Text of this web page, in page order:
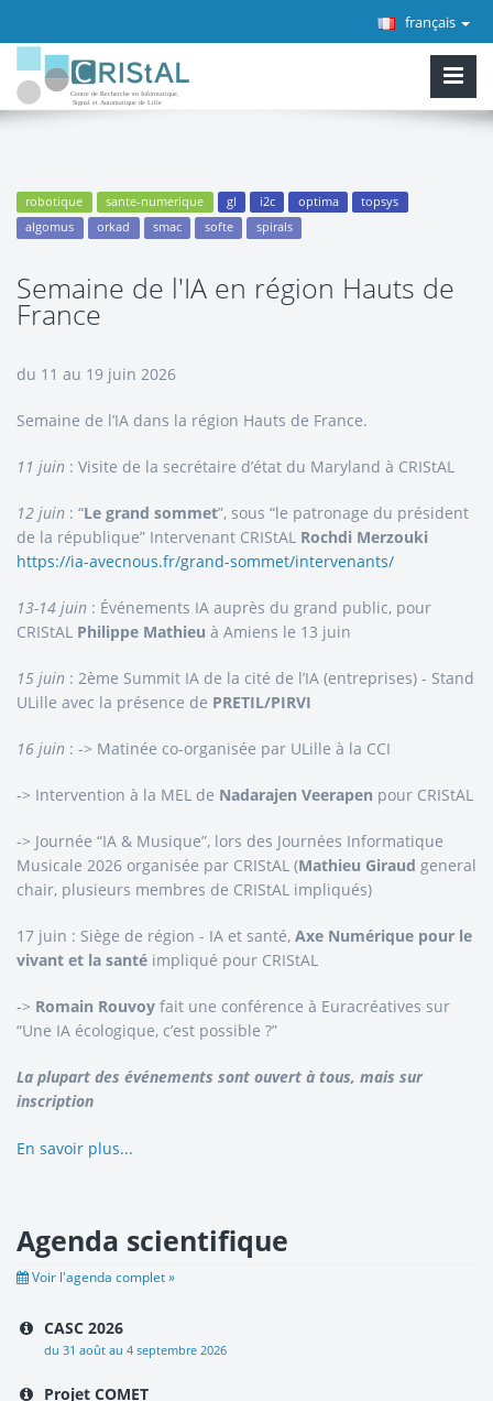
français
robotique sante-numerique gl i2c optima
topsys
algomus
orkad smac softe spirals
Semaine de l'IA en région Hauts de
France
du 11 au 19 juin 2026
Semaine de l’IA dans la région Hauts de France.
11 juin : Visite de la secrétaire d’état du Maryland à CRIStAL
12 juin : “Le grand sommet”, sous “le patronage du président
de la république” Intervenant CRIStAL Rochdi Merzouki
https://ia-avecnous.fr/grand-sommet/intervenants/
13-14 juin : Événements IA auprès du grand public, pour
CRIStAL Philippe Mathieu à Amiens le 13 juin
15 juin : 2ème Summit IA de la cité de l’IA (entreprises) - Stand
ULille avec la présence de PRETIL/PIRVI
16 juin : -> Matinée co-organisée par ULille à la CCI
-> Intervention à la MEL de Nadarajen Veerapen pour CRIStAL
-> Journée “IA & Musique”, lors des Journées Informatique
Musicale 2026 organisée par CRIStAL (Mathieu Giraud general
chair, plusieurs membres de CRIStAL impliqués)
17 juin : Siège de région - IA et santé, Axe Numérique pour le
vivant et la santé impliqué pour CRIStAL
-> Romain Rouvoy fait une conférence à Euracréatives sur
“Une IA écologique, c’est possible ?”
La plupart des événements sont ouvert à tous, mais sur
inscription
En savoir plus...
Agenda scientifique
Voir l'agenda complet »
CASC 2026
du 31 août au 4 septembre 2026
Projet COMET